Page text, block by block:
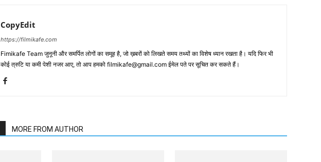
CopyEdit
https://filmikafe.com
Fimikafe Team जुनूनी और समर्पित लोगों का समूह है, जो ख़बरों को लिखते समय तथ्‍यों का विशेष ध्‍यान रखता है। यदि फिर भी
कोई त्रुटि या कमी पेशी नजर आए, तो आप हमको filmikafe@gmail.com ईमेल पते पर सूचित कर सकते हैं।
MORE FROM AUTHOR